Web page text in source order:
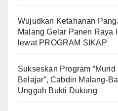
Wujudkan Ketahanan
Malang Gelar Panen Raya
lewat PROGRAM SIKAP
Sukseskan Program “Murid
Belajar”, Cabdin Malang-
Unggah Bukti Dukung